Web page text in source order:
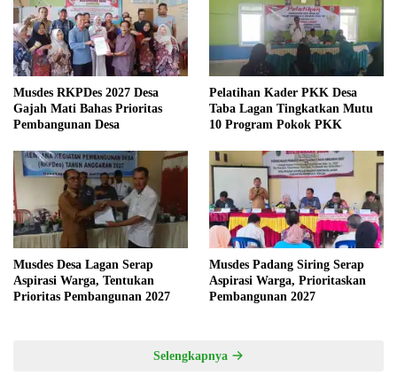
Musdes RKPDes 2027 Desa
Gajah Mati Bahas Prioritas
Pembangunan Desa
Pelatihan Kader PKK Desa
Taba Lagan Tingkatkan Mutu
10 Program Pokok PKK
Musdes Desa Lagan Serap
Aspirasi Warga, Tentukan
Prioritas Pembangunan 2027
Musdes Padang Siring Serap
Aspirasi Warga, Prioritaskan
Pembangunan 2027
Selengkapnya